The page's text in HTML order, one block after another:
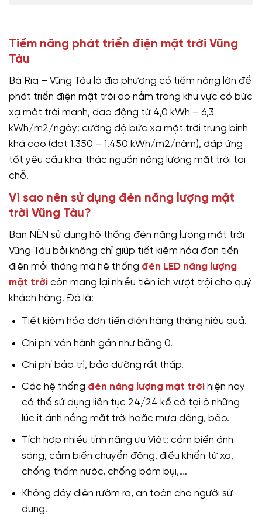
Tiềm năng phát triển điện mặt trời Vũng
Tàu
Bà Rịa – Vũng Tàu là địa phương có tiềm năng lớn để
phát triển điện mặt trời do nằm trong khu vực có bức
xạ mặt trời mạnh, dao động từ 4,0 kWh – 6,3
kWh/m2/ngày; cường độ bức xạ mặt trời trung bình
khá cao (đạt 1.350 – 1.450 kWh/m2/năm), đáp ứng
tốt yêu cầu khai thác nguồn năng lượng mặt trời tại
chỗ.
Vì sao nên sử dụng đèn năng lượng mặt
trời Vũng Tàu?
Bạn NÊN sử dụng hệ thống đèn năng lượng mặt trời
Vũng Tàu bởi không chỉ giúp tiết kiệm hóa đơn tiền
điện mỗi tháng mà hệ thống đèn LED năng lượng
mặt trời còn mang lại nhiều tiện ích vượt trội cho quý
khách hàng. Đó là:
Tiết kiệm hóa đơn tiền điện hàng tháng hiệu quả.
Chi phí vận hành gần như bằng 0.
Chi phí bảo trì, bảo dưỡng rất thấp.
Các hệ thống đèn năng lượng mặt trời hiện nay
có thể sử dụng liên tục 24/24 kể cả tại ở những
lúc ít ánh nắng mặt trời hoặc mưa dông, bão.
Tích hợp nhiều tính năng ưu Việt: cảm biến ánh
sáng, cảm biến chuyển động, điều khiển từ xa,
chống thấm nước, chống bám bụi,….
Không dây điện rườm ra, an toàn cho người sử
dụng.